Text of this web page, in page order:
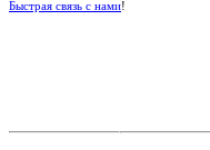
Быстрая связь с нами!